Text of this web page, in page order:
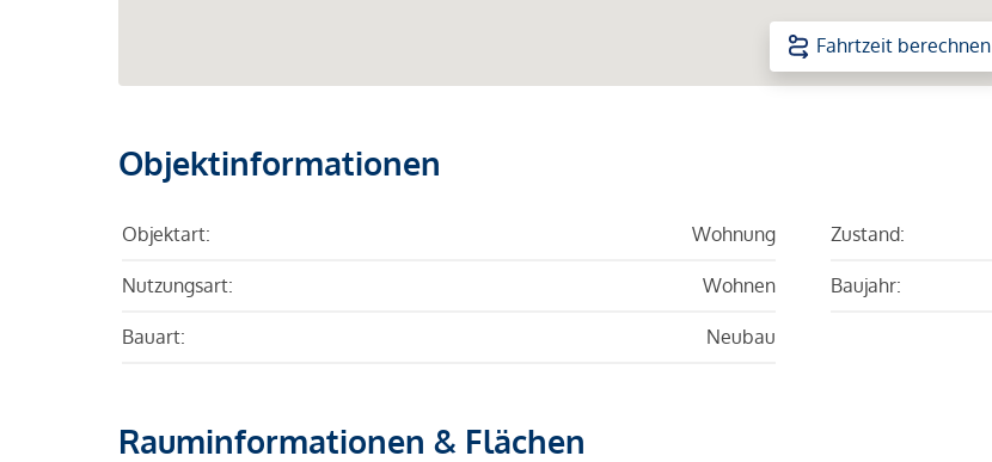
Fahrtzeit berechnen
Objektinformationen
Objektart: Wohnung
Nutzungsart: Wohnen
Bauart: Neubau
Zustand:
Baujahr:
Rauminformationen & Flächen